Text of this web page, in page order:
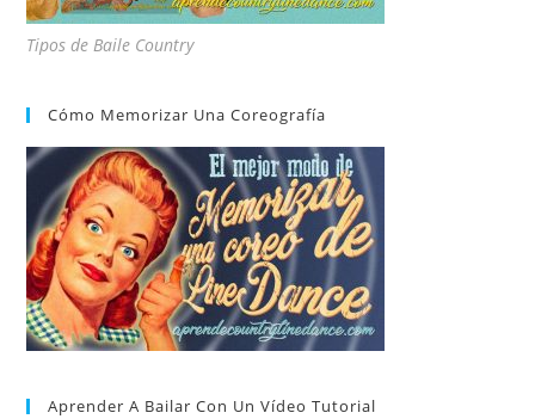
Tipos de Baile Country
Cómo Memorizar Una Coreografía
Aprender A Bailar Con Un Vídeo Tutorial